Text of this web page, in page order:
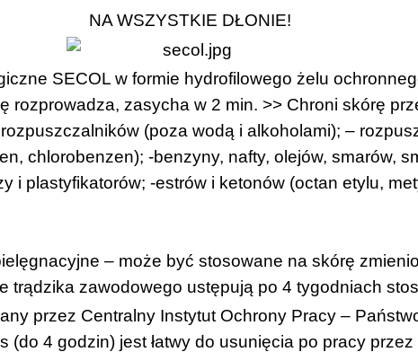
NA WSZYSTKIE DŁONIE!
SECOL w formie hydrofilowego żelu
rozprowadza, zasycha w 2 min. >> Chroni skórę
(poza wodą i alkoholami); –
chlorobenzen); -benzyny, nafty, olejów, smarów,
i plastyfikatorów; -estrów i ketonów (octan etylu,
– może być stosowane na skórę
trądzika zawodowego ustępują po 4 tygodniach
przez Centralny Instytut Ochrony Pracy –
(do 4 godzin) jest łatwy do usunięcia po pracy